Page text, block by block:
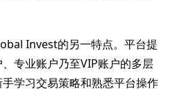
Invest的另一特点。平台提
专业账户乃至VIP账户的多层
学习交易策略和熟悉平台操作